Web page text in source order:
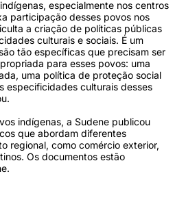
especialmente nos centros
participação desses povos nos
a criação de políticas públicas
culturais e sociais. É um
tão específicas que precisam ser
para esses povos: uma
uma política de proteção social
especificidades culturais desses
indígenas, a Sudene publicou
que abordam diferentes
regional, como comércio exterior,
Os documentos estão